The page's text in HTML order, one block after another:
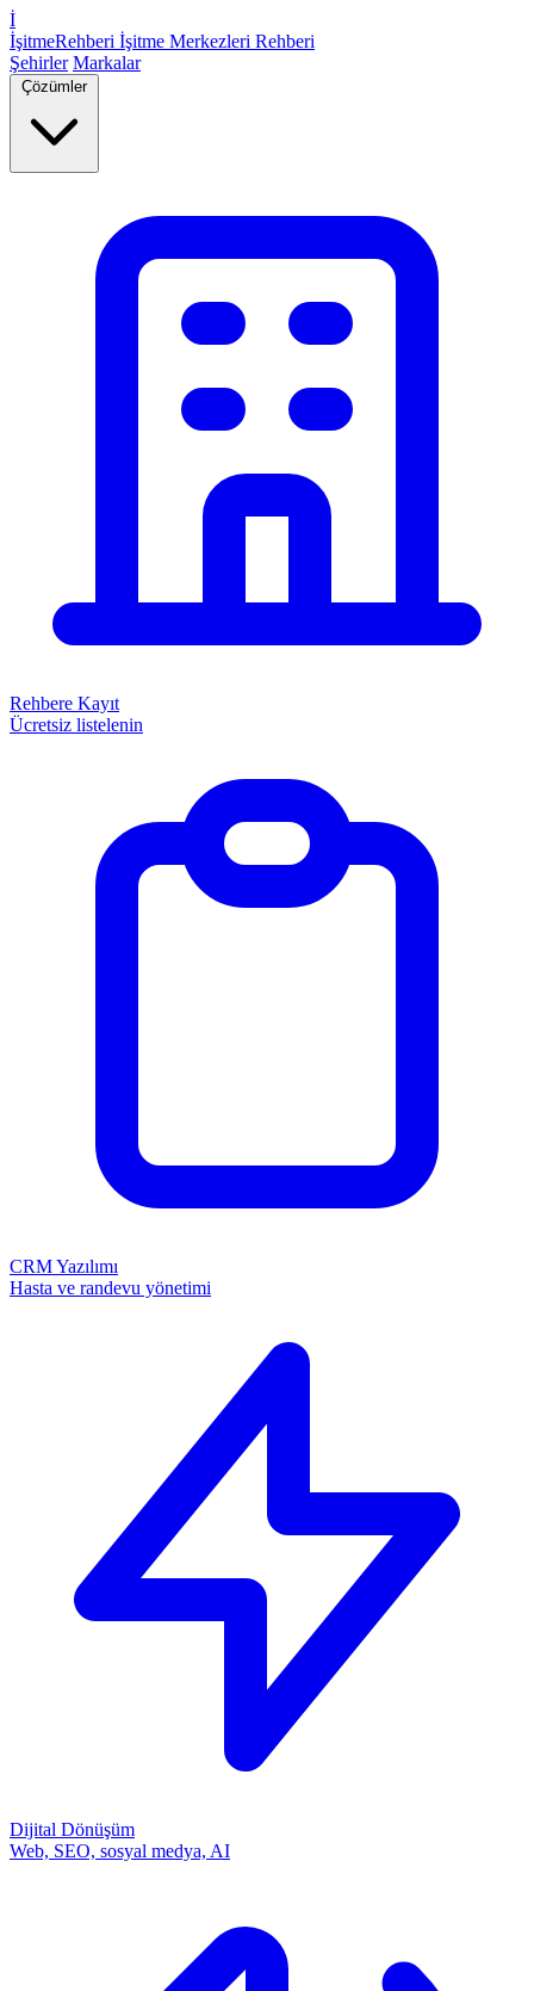
İ
İşitmeRehberi İşitme Merkezleri Rehberi
Şehirler Markalar
Çözümler
Rehbere Kayıt
Ücretsiz listelenin
CRM Yazılımı
Hasta ve randevu yönetimi
Dijital Dönüşüm
Web, SEO, sosyal medya, AI